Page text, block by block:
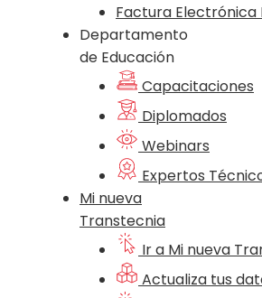
Factura Electrónica
Departamento
de Educación
Capacitaciones
Diplomados
Webinars
Expertos
Mi nueva
Transtecnia
Ir a Mi nueva
Actualiza tus